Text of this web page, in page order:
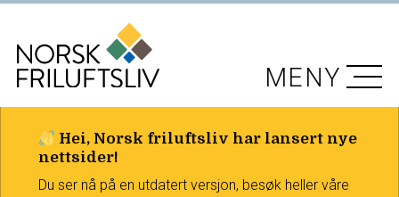
Hei, Norsk friluftsliv har lansert nye
nettsider!
Du ser nå på en utdatert versjon, besøk heller våre
MENY